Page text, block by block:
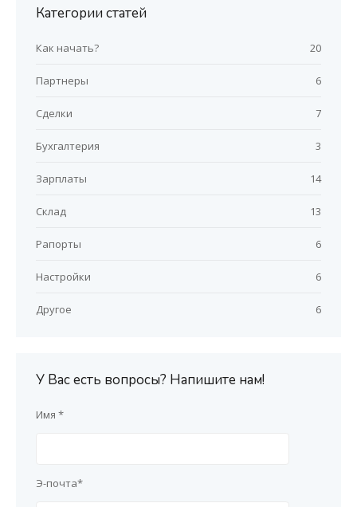
Настройки счетов закупки
Категории статей
Как начать? 20
Партнеры 6
Сделки 7
Бухгалтерия 3
Зарплаты 14
Склад 13
Рапорты 6
Настройки 6
Другое 6
У Вас есть вопросы? Напишите нам!
Имя *
Э-почта*